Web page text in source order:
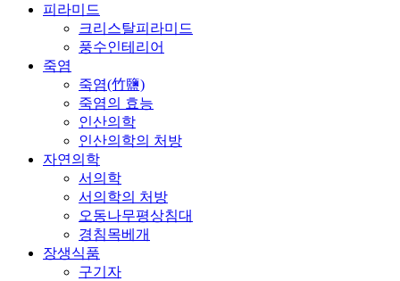
피라미드
크리스탈피라미드
풍수인테리어
죽염
죽염(竹鹽)
죽염의 효능
인산의학
인산의학의 처방
자연의학
서의학
서의학의 처방
오동나무평상침대
경침목베개
장생식품
구기자